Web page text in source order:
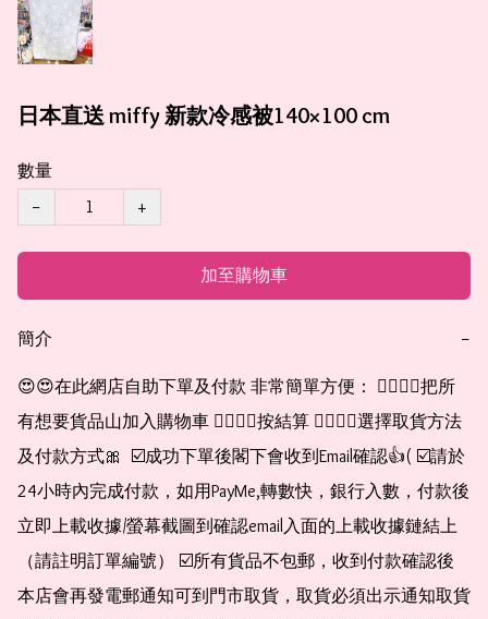
日本直送 miffy 新款冷感被140×100 cm
數量
−
+
加至購物車
簡介 −
😍😍在此網店自助下單及付款 非常簡單方便： 👉🏻👉🏻把所
有想要貨品山加入購物車 👉🏻👉🏻按結算 👉🏻👉🏻選擇取貨方法
及付款方式🎀  ☑️成功下單後閣下會收到Email確認👍( ☑️請於
24小時內完成付款，如用PayMe,轉數快，銀行入數，付款後
立即上載收據/螢幕截圖到確認email入面的上載收據鏈結上
（請註明訂單編號） ☑️所有貨品不包郵，收到付款確認後
本店會再發電郵通知可到門市取貨，取貨必須出示通知取貨